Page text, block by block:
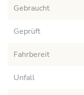
Gebraucht
Geprüft
Fahrbereit
Unfall